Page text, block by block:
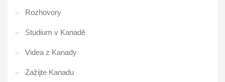
Rozhovory
Studium v Kanadě
Videa z Kanady
Zažijte Kanadu